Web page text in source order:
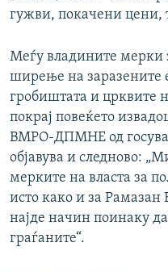
гужви, покачени цени,
Меѓу владините мерки
ширење на заразените
гробиштата и црквите
покрај повеќето
ВМРО-ДПМНЕ од
објавува и следново:
мерките на власта за
исто како и за Рамазан
најде начин поинаку
граѓаните“.